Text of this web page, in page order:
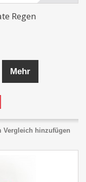
Regen
Mehr
Vergleich hinzufügen